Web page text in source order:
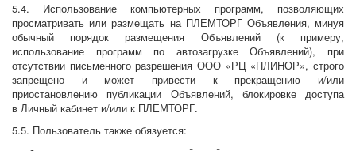
5.4. Использование компьютерных программ, позволяющих
просматривать или размещать на ПЛЕМТОРГ Объявления, минуя
обычный порядок размещения Объявлений (к примеру,
использование программ по автозагрузке Объявлений), при
отсутствии письменного разрешения ООО «РЦ «ПЛИНОР», строго
запрещено и может привести к прекращению и/или
приостановлению публикации Объявлений, блокировке доступа
в Личный кабинет и/или к ПЛЕМТОРГ.
5.5. Пользователь также обязуется: